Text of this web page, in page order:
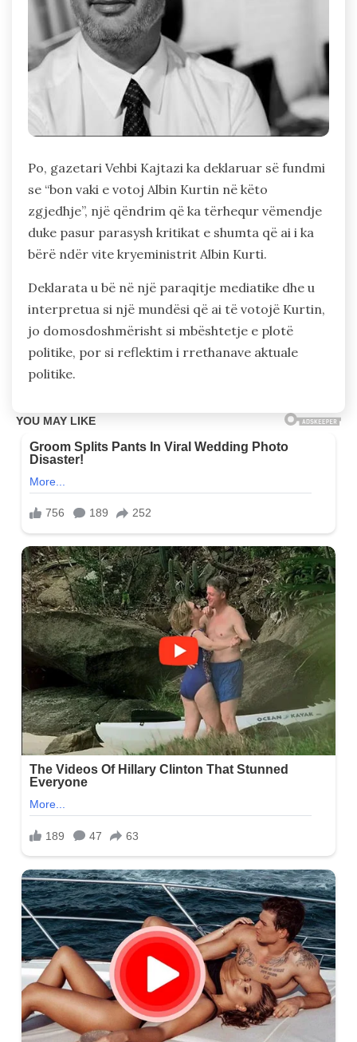
Po, gazetari Vehbi Kajtazi ka deklaruar së fundmi
se “bon vaki e votoj Albin Kurtin në këto
zgjedhje”, një qëndrim që ka tërhequr vëmendje
duke pasur parasysh kritikat e shumta që ai i ka
bërë ndër vite kryeministrit Albin Kurti.
Deklarata u bë në një paraqitje mediatike dhe u
interpretua si një mundësi që ai të votojë Kurtin,
jo domosdoshmërisht si mbështetje e plotë
politike, por si reflektim i rrethanave aktuale
politike.